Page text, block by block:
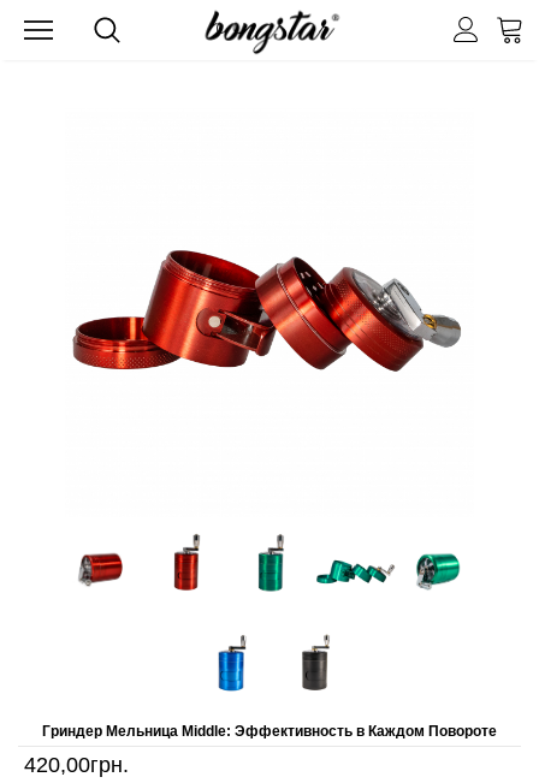
Гриндер Мельница Middle: Эффективность в Каждом Повороте
420,00грн.